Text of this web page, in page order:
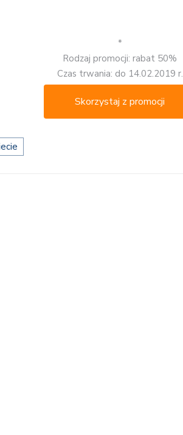
*
Rodzaj promocji: rabat 50%
Czas trwania: do 14.02.2019 r.
Skorzystaj z promocji